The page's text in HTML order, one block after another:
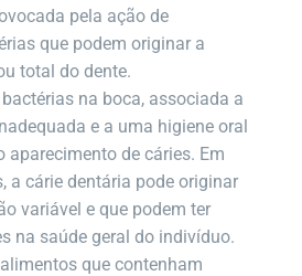
pela ação de
que podem originar a
total do dente.
na boca, associada a
e a uma higiene oral
de cáries. Em
a cárie dentária pode originar
variável e que podem ter
na saúde geral do indivíduo.
que contenham